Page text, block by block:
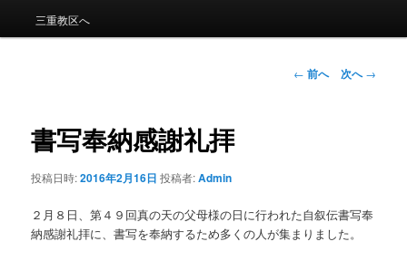
メ
イ
ン
テ
ン
三重教区へ
投
ン
← 前へ 次へ→
書写奉納感謝礼拝
投稿日時:2016年2月16日 投稿者:Admin
２月８日、第４９回真の天の父母様の日に行われた自叙伝書写奉
納感謝礼拝に、書写を奉納するため多くの人が集まりました。